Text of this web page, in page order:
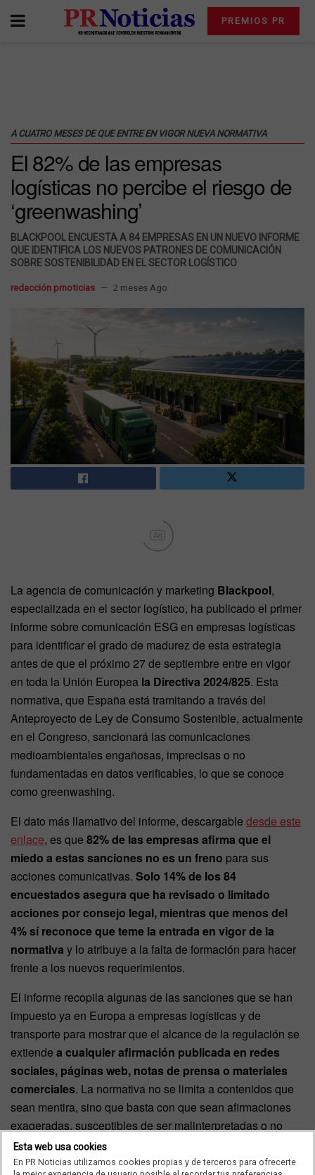
PREMIOS PR
A CUATRO MESES DE QUE ENTRE EN VIGOR NUEVA NORMATIVA
El 82% de las empresas
logísticas no percibe el riesgo de
‘greenwashing’
BLACKPOOL ENCUESTA A 84 EMPRESAS EN UN NUEVO INFORME
QUE IDENTIFICA LOS NUEVOS PATRONES DE COMUNICACIÓN
SOBRE SOSTENIBILIDAD EN EL SECTOR LOGÍSTICO
redacción prnoticias 2 meses Ago
Ad
La agencia de comunicación y marketing Blackpool,
especializada en el sector logístico, ha publicado el primer
informe sobre comunicación ESG en empresas logísticas
para identificar el grado de madurez de esta estrategia
antes de que el próximo 27 de septiembre entre en vigor
en toda la Unión Europea la Directiva 2024/825. Esta
normativa, que España está tramitando a través del
Anteproyecto de Ley de Consumo Sostenible, actualmente
en el Congreso, sancionará las comunicaciones
medioambientales engañosas, imprecisas o no
fundamentadas en datos verificables, lo que se conoce
como greenwashing.
El dato más llamativo del informe, descargable desde este
enlace, es que 82% de las empresas afirma que el
miedo a estas sanciones no es un freno para sus
acciones comunicativas. Solo 14% de los 84
encuestados asegura que ha revisado o limitado
acciones por consejo legal, mientras que menos del
4% sí reconoce que teme la entrada en vigor de la
normativa y lo atribuye a la falta de formación para hacer
frente a los nuevos requerimientos.
El informe recopila algunas de las sanciones que se han
impuesto ya en Europa a empresas logísticas y de
transporte para mostrar que el alcance de la regulación se
extiende a cualquier afirmación publicada en redes
sociales, páginas web, notas de prensa o materiales
comerciales. La normativa no se limita a contenidos que
sean mentira, sino que basta con que sean afirmaciones
exageradas, susceptibles de ser malinterpretadas o no
documentadas.
Esta web usa cookies
En PR Noticias utilizamos cookies propias y de terceros para ofrecerte